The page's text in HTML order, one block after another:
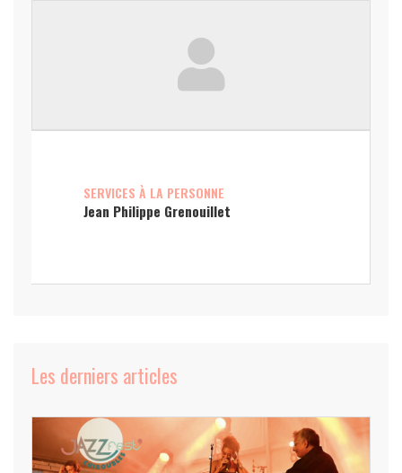
SERVICES À LA PERSONNE
Jean Philippe Grenouillet
Les derniers articles